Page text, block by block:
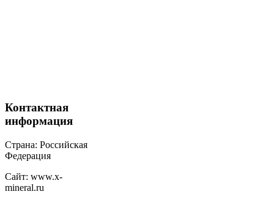
Контактная
информация
Страна: Российская
Федерация
Сайт: www.x-
mineral.ru